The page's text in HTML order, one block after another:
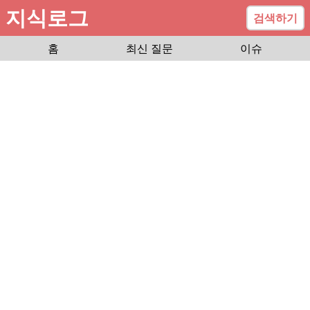
지식로그
검색하기
홈
최신 질문 이슈